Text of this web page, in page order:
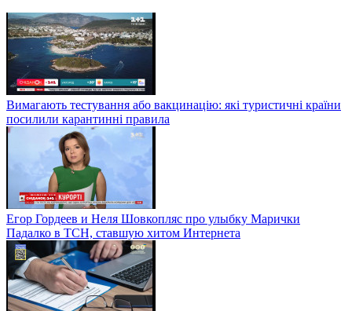
Вимагають тестування або вакцинацію: які туристичні країни
посилили карантинні правила
Егор Гордеев и Неля Шовкопляс про улыбку Марички
Падалко в ТСН, ставшую хитом Интернета